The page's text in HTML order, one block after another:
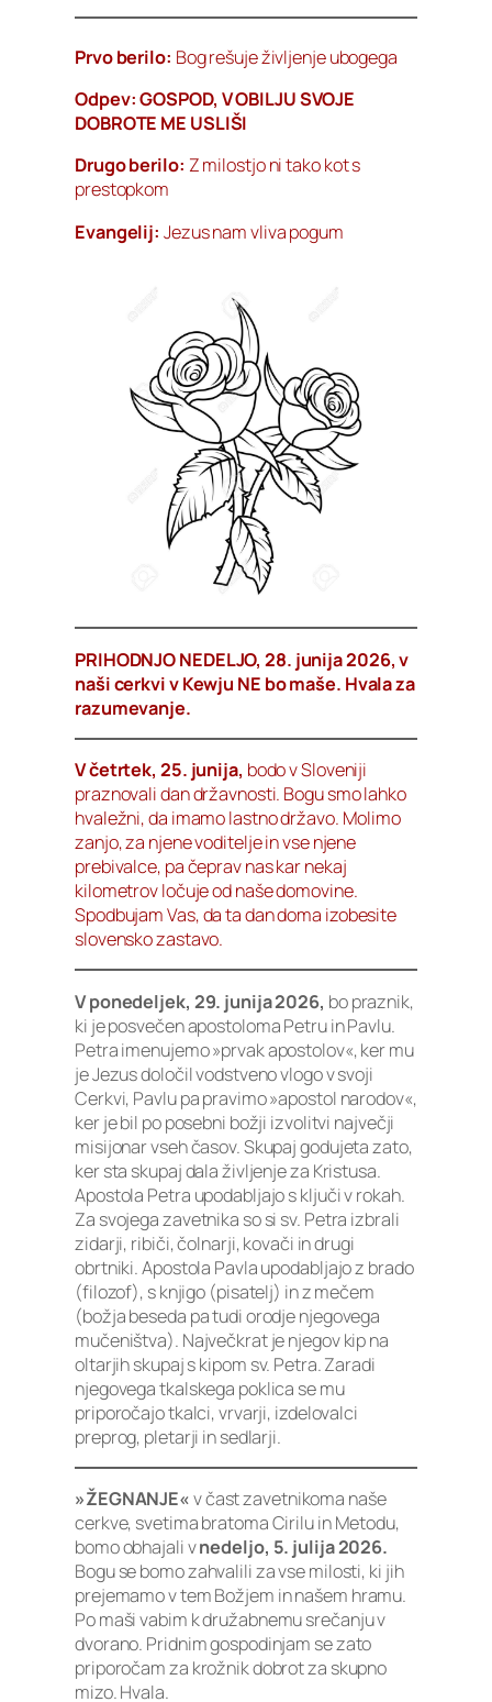
Prvo berilo: Bog rešuje življenje ubogega
Odpev:GOSPOD, V OBILJU SVOJE
DOBROTE ME USLIŠI
Drugo berilo: Z milostjo ni tako kot s
prestopkom
Evangelij: Jezus nam vliva pogum
PRIHODNJO NEDELJO, 28. junija 2026, v
naši cerkvi v Kewju NE bo maše. Hvala za
razumevanje.
V četrtek, 25. junija, bodo v Sloveniji
praznovali dan državnosti. Bogu smo lahko
hvaležni, da imamo lastno državo. Molimo
zanjo, za njene voditelje in vse njene
prebivalce, pa čeprav nas kar nekaj
kilometrov ločuje od naše domovine.
Spodbujam Vas, da ta dan doma izobesite
slovensko zastavo.
V ponedeljek, 29. junija 2026, bo praznik,
ki je posvečen apostoloma Petru in Pavlu.
Petra imenujemo »prvak apostolov«, ker mu
je Jezus določil vodstveno vlogo v svoji
Cerkvi, Pavlu pa pravimo »apostol narodov«,
ker je bil po posebni božji izvolitvi največji
misijonar vseh časov. Skupaj godujeta zato,
ker sta skupaj dala življenje za Kristusa.
Apostola Petra upodabljajo s ključi v rokah.
Za svojega zavetnika so si sv. Petra izbrali
zidarji, ribiči, čolnarji, kovači in drugi
obrtniki. Apostola Pavla upodabljajo z brado
(filozof), s knjigo (pisatelj) in z mečem
(božja beseda pa tudi orodje njegovega
mučeništva). Največkrat je njegov kip na
oltarjih skupaj s kipom sv. Petra. Zaradi
njegovega tkalskega poklica se mu
priporočajo tkalci, vrvarji, izdelovalci
preprog, pletarji in sedlarji.
»ŽEGNANJE«v čast zavetnikoma naše
cerkve, svetima bratoma Cirilu in Metodu,
bomo obhajali vnedeljo, 5. julija 2026.
Bogu se bomo zahvalili za vse milosti, ki jih
prejemamo v tem Božjem in našem hramu.
Po maši vabim k družabnemu srečanju v
dvorano. Pridnim gospodinjam se zato
priporočam za krožnik dobrot za skupno
mizo. Hvala.